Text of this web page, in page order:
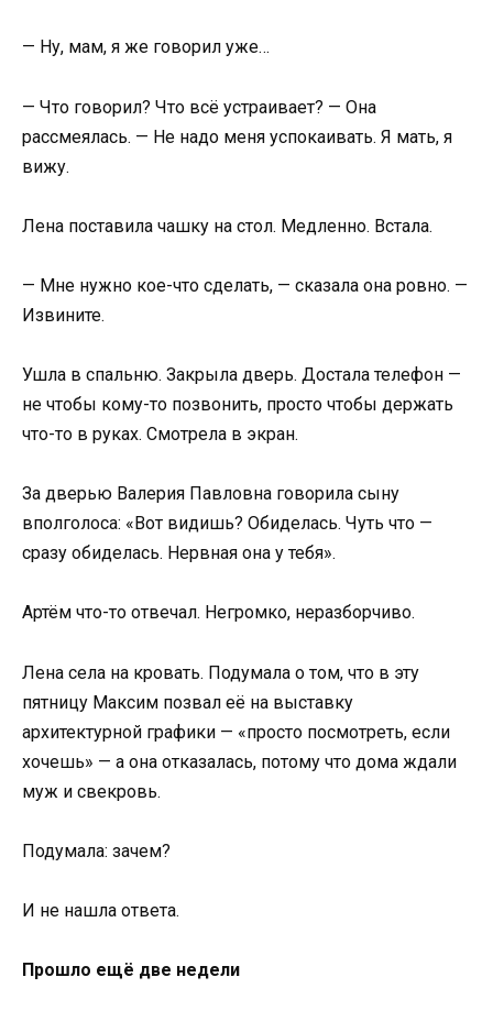
— Ну, мам, я же говорил уже…
— Что говорил? Что всё устраивает? — Она
рассмеялась. — Не надо меня успокаивать. Я мать, я
вижу.
Лена поставила чашку на стол. Медленно. Встала.
— Мне нужно кое-что сделать, — сказала она ровно. —
Извините.
Ушла в спальню. Закрыла дверь. Достала телефон —
не чтобы кому-то позвонить, просто чтобы держать
что-то в руках. Смотрела в экран.
За дверью Валерия Павловна говорила сыну
вполголоса: «Вот видишь? Обиделась. Чуть что —
сразу обиделась. Нервная она у тебя».
Артём что-то отвечал. Негромко, неразборчиво.
Лена села на кровать. Подумала о том, что в эту
пятницу Максим позвал её на выставку
архитектурной графики — «просто посмотреть, если
хочешь» — а она отказалась, потому что дома ждали
муж и свекровь.
Подумала: зачем?
И не нашла ответа.
Прошло ещё две недели